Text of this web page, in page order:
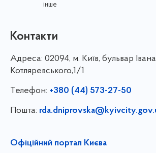
інше
Контакти
Адреса: 02094, м. Київ, бульвар Івана
Котляревського,1/1
Телефон: +380 (44) 573-27-50
Пошта:
Офіційний портал Києва